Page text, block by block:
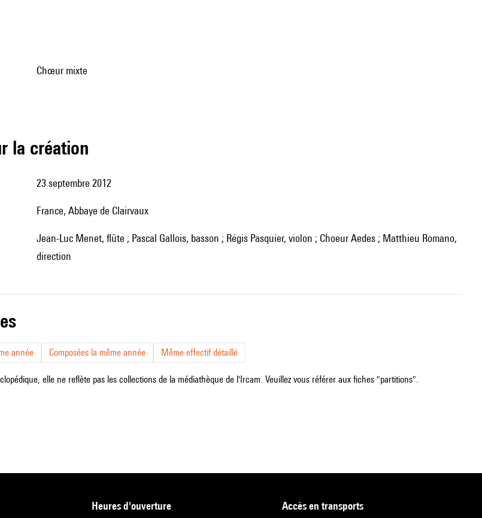
chœur mixte
la création
23 septembre 2012
France, Abbaye de Clairvaux
Jean-Luc Menet, flûte ; Pascal Gallois, basson ; Régis Pasquier, violon ; Choeur Aedes ; Matthieu Romano,
direction
année Composées la même année Même effectif détaillé
elle ne reflète pas les collections de la médiathèque de l'Ircam. Veuillez vous référer aux fiches "partitions".
heures d'ouverture accès en transports